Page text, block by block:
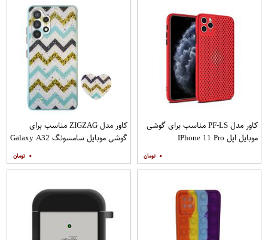
کاور مدل PF-LS مناسب برای گوشی
موبایل اپل IPhone 11 Pro
۰
کاور مدل ZIGZAG مناسب برای
گوشی موبایل سامسونگ Galaxy A32
۰